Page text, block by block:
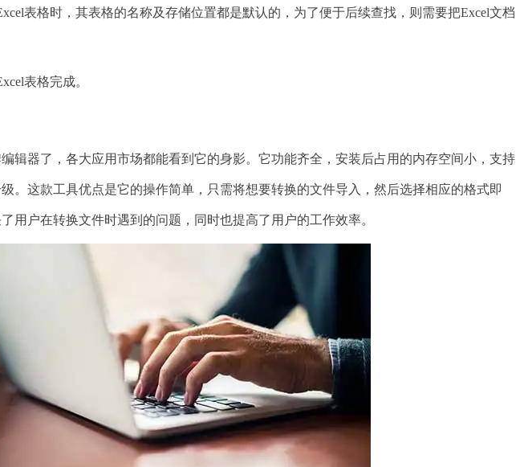
表格时，其表格的名称及存储位置都是默认的，为了便于后续查找，则需要把Excel文档
表格完成。
器了，各大应用市场都能看到它的身影。它功能齐全，安装后占用的内存空间小，支持
。这款工具优点是它的操作简单，只需将想要转换的文件导入，然后选择相应的格式即
用户在转换文件时遇到的问题，同时也提高了用户的工作效率。